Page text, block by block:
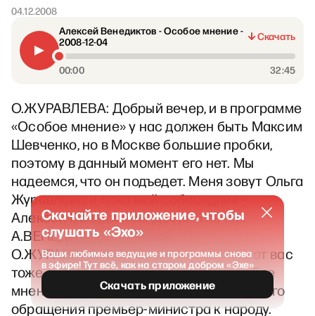
04.12.2008
Алексей Венедиктов - Особое мнение -
2008-12-04
Скачать
00:00 32:45
О.ЖУРАВЛЕВА: Добрый вечер, и в программе
«Особое мнение» у нас должен быть Максим
Шевченко, но в Москве большие пробки,
поэтому в данный момент его нет. Мы
надеемся, что он подъедет. Меня зовут Ольга
Журавлева, и пока мой собеседник –
Алексей Венедиктов. Добрый вечер.
А.ВЕНЕДИКТОВ: Добрый.
О.ЖУРАВЛЕВА: Алексей Алексеевич, от вас
тоже очень интересно услышать особое
мнение по впечатлениям от сегодняшнего
обращения премьер-министра к народу.
Скачайте приложение, чтобы
слушать «Эхо»
Ваши любимые ведущие и программы снова
в эфире! Тут всё, как на старом добром «Эхе»
Скачать приложение